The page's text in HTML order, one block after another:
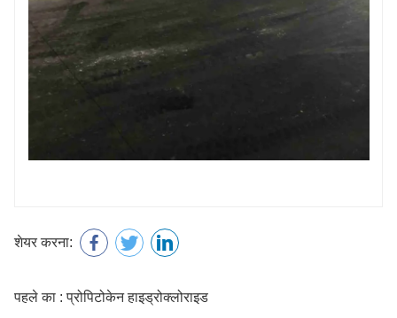
शेयर करना:
पहले का : प्रोपिटोकेन हाइड्रोक्लोराइड